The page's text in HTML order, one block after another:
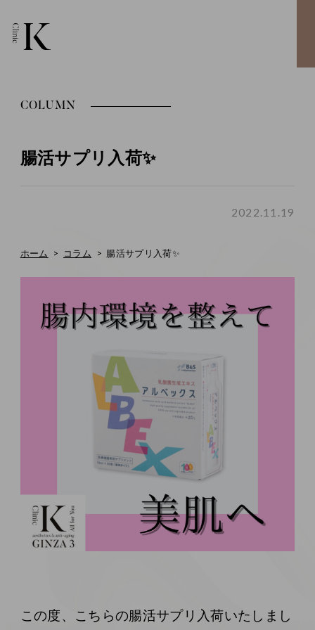
COLUMN
腸活サプリ入荷✨
2022.11.19
ホーム コラム 腸活サプリ入荷✨
この度、こちらの腸活サプリ入荷いたしまし